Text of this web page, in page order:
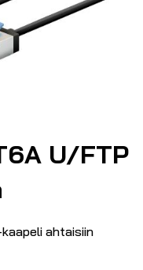
U/FTP
ahtaisiin